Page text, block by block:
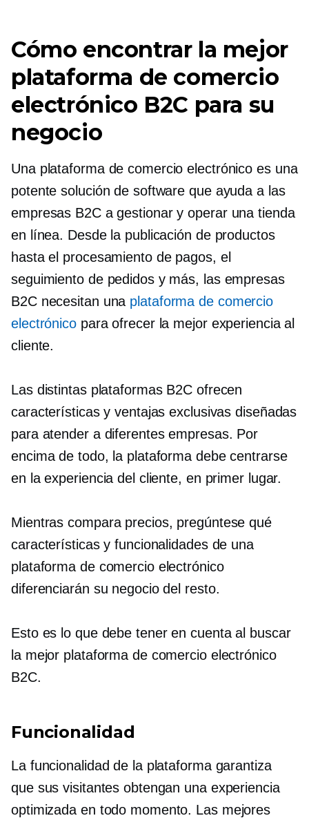
Cómo encontrar la mejor
plataforma de comercio
electrónico B2C para su
negocio
Una plataforma de comercio electrónico es una
potente solución de software que ayuda a las
empresas B2C a gestionar y operar una tienda
en línea. Desde la publicación de productos
hasta el procesamiento de pagos, el
seguimiento de pedidos y más, las empresas
B2C necesitan una plataforma de comercio
electrónicopara ofrecer la mejor experiencia al
cliente.
Las distintas plataformas B2C ofrecen
características y ventajas exclusivas diseñadas
para atender a diferentes empresas. Por
encima de todo, la plataforma debe centrarse
en la experiencia del cliente, en primer lugar.
Mientras compara precios, pregúntese qué
características y funcionalidades de una
plataforma de comercio electrónico
diferenciarán su negocio del resto.
Esto es lo que debe tener en cuenta al buscar
la mejor plataforma de comercio electrónico
B2C.
Funcionalidad
La funcionalidad de la plataforma garantiza
que sus visitantes obtengan una experiencia
optimizada en todo momento. Las mejores